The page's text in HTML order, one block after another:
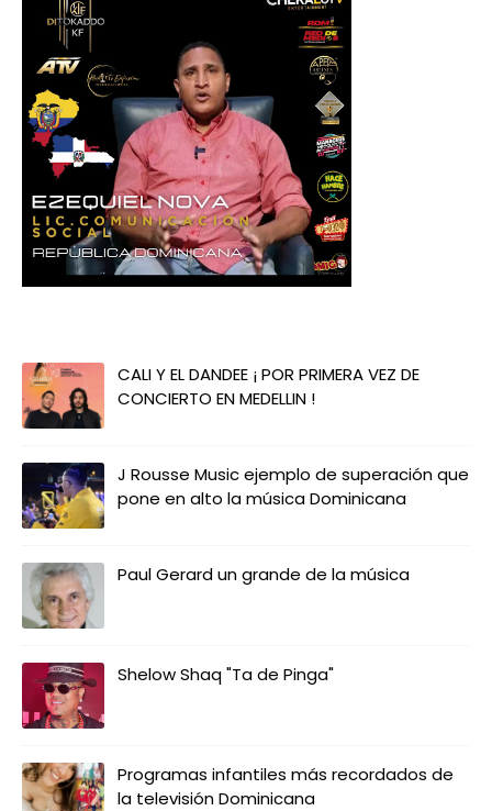
CALI Y EL DANDEE ¡ POR PRIMERA VEZ DE
CONCIERTO EN MEDELLIN !
J Rousse Music ejemplo de superación que
pone en alto la música Dominicana
Paul Gerard un grande de la música
Shelow Shaq "Ta de Pinga"
Programas infantiles más recordados de
la televisión Dominicana